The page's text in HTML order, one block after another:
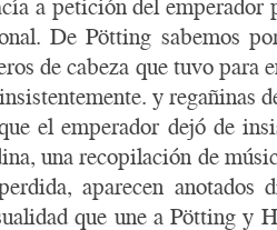
a petición del
De Pötting sabemos
de cabeza que tuvo para
y regañinas
el emperador dejó de
una recopilación de
aparecen anotados
que une a Pötting y